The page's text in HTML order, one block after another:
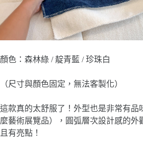
顏色：森林綠 / 靛青藍 / 珍珠白
（尺寸與顏色固定，無法客製化）
這款真的太舒服了！外型也是非常有品
麼藝術展覽品），圓弧層次設計感的外
且有亮點！